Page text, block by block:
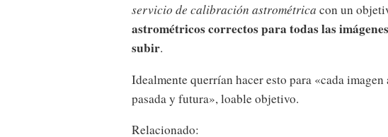
servicio de calibración astrométrica con un
astrométricos correctos para todas las
subir.
Idealmente querrían hacer esto para «cada
pasada y futura», loable objetivo.
Relacionado: